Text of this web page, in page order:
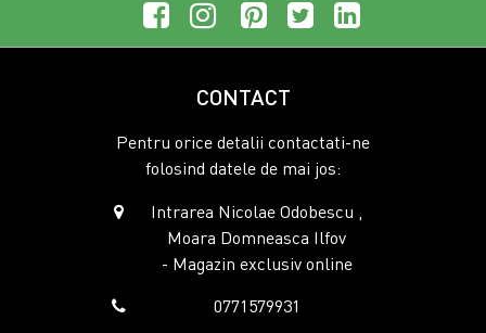
CONTACT
Pentru orice detalii contactati-ne
folosind datele de mai jos:
Intrarea Nicolae Odobescu ,
Moara Domneasca Ilfov
- Magazin exclusiv online
0771579931